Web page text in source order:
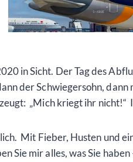
in Sicht. Der Tag des
der Schwiegersohn,
„Mich kriegt ihr nicht!“
Mit Fieber, Husten und
Sie mir alles, was Sie